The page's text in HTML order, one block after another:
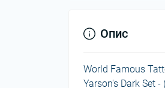
Опис
World Famous
Yarson's Dark Set